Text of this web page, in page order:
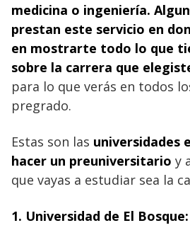
medicina o ingeniería.
prestan este servicio en
en mostrarte todo lo que
sobre la carrera que
para lo que verás en todos
pregrado.
Estas son las universidades
hacer un preuniversitario y
que vayas a estudiar sea la
1. Universidad de El Bosque: